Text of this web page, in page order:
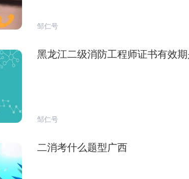
邹仁号
黑龙江二级消防工程师证书有效期
邹仁号
二消考什么题型广西